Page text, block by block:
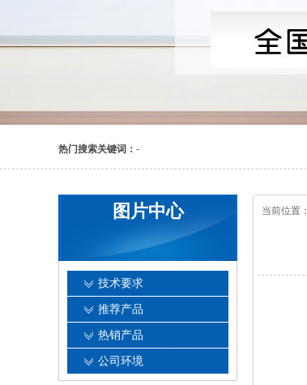
热门搜索关键词： -
当前位置：
图片中心
技术要求
推荐产品
热销产品
公司环境